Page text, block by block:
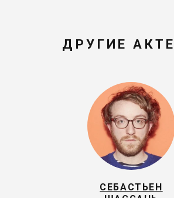
ДРУГИЕ
СЕБАСТЬЕН